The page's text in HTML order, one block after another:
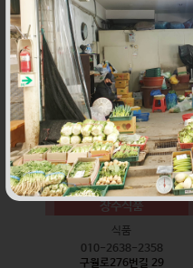
식품
010-9528-3759
구월로276번길 17
장수식품
식품
010-2638-2358
구월로276번길 29